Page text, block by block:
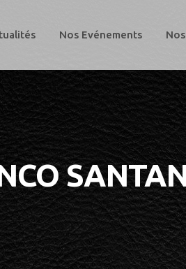
Nos Evénements